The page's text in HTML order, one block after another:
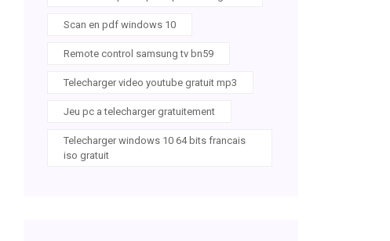
Scan en pdf windows 10
Remote control samsung tv bn59
Telecharger video youtube gratuit mp3
Jeu pc a telecharger gratuitement
Telecharger windows 10 64 bits francais
iso gratuit